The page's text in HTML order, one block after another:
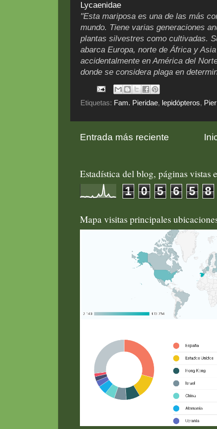
Lycaenidae
"Esta mariposa es una de las más
mundo. Tiene varias generaciones
plantas silvestres como cultivadas.
abarca Europa, norte de África y
accidentalmente en América del
donde se considera plaga en
Etiquetas: Fam. Pieridae, lepidópteros,
Entrada más reciente
Estadística del blog, páginas vistas
1 0 5 6 5 8
Mapa visitas principales